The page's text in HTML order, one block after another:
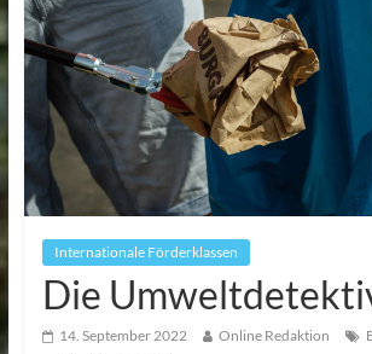
Internationale Förderklassen
Die
14. September 2022 Online Redaktion